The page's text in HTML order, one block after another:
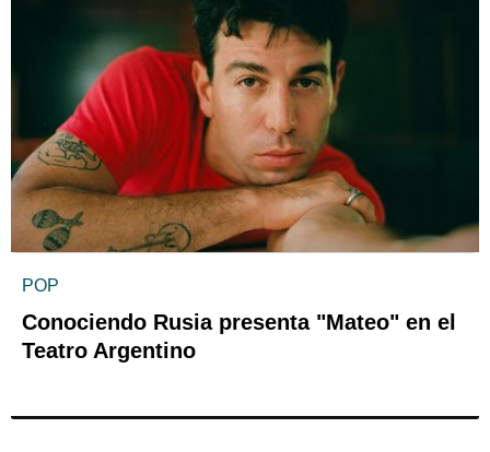
POP
Conociendo Rusia presenta "Mateo" en el
Teatro Argentino